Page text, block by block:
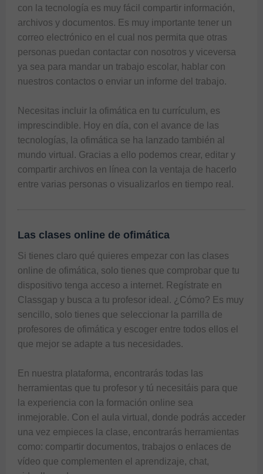
con la tecnología es muy fácil compartir información,
archivos y documentos. Es muy importante tener un
correo electrónico en el cual nos permita que otras
personas puedan contactar con nosotros y viceversa
ya sea para mandar un trabajo escolar, hablar con
nuestros contactos o enviar un informe del trabajo.
Necesitas incluir la ofimática en tu currículum, es
imprescindible. Hoy en día, con el avance de las
tecnologías, la ofimática se ha lanzado también al
mundo virtual. Gracias a ello podemos crear, editar y
compartir archivos en línea con la ventaja de hacerlo
entre varias personas o visualizarlos en tiempo real.
Las clases online de ofimática
Si tienes claro qué quieres empezar con las clases
online de ofimática, solo tienes que comprobar que tu
dispositivo tenga acceso a internet. Regístrate en
Classgap y busca a tu profesor ideal. ¿Cómo? Es muy
sencillo, solo tienes que seleccionar la parrilla de
profesores de ofimática y escoger entre todos ellos el
que mejor se adapte a tus necesidades.
En nuestra plataforma, encontrarás todas las
herramientas que tu profesor y tú necesitáis para que
la experiencia con la formación online sea
inmejorable. Con el aula virtual, donde podrás acceder
una vez empieces la clase, encontrarás herramientas
como: compartir documentos, trabajos o enlaces de
vídeo que complementen el aprendizaje, chat,